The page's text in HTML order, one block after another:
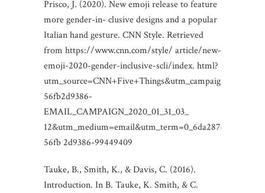
Prisco, J. (2020). New emoji release to feature
more gender-in- clusive designs and a popular
Italian hand gesture. CNN Style. Retrieved
from https://www.cnn.com/style/ article/new-
emoji-2020-gender-inclusive-scli/index. html?
utm_source=CNN+Five+Things&utm_campaign=
56fb2d9386-
EMAIL_CAMPAIGN_2020_01_31_03_
12&utm_medium=email&utm_term=0_6da287d761-
56fb 2d9386-99449409
Tauke, B., Smith, K., & Davis, C. (2016).
Introduction. In B. Tauke, K. Smith, & C.